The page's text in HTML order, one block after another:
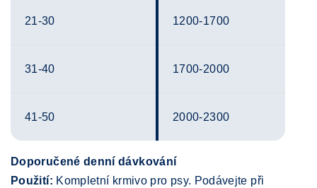
21-30 1200-1700
31-40 1700-2000
41-50 2000-2300
Doporučené denní dávkování
Použití: Kompletní krmivo pro psy. Podávejte při